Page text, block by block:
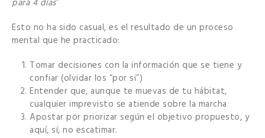
para 4 días”
Esto no ha sido casual, es el resultado de un proceso
mental que he practicado:
Tomar decisiones con la información que se tiene y
confiar (olvidar los “por si”)
Entender que, aunque te muevas de tu hábitat,
cualquier imprevisto se atiende sobre la marcha
Apostar por priorizar según el objetivo propuesto, y
aquí, sí, no escatimar.